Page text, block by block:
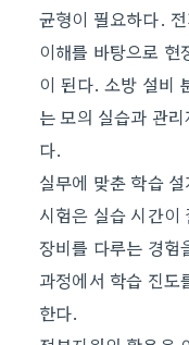
균형이 필요하다.
이해를 바탕으로 현
이 된다. 소방 설비
는 모의 실습과 관
다.
실무에 맞춘 학습
시험은 실습 시간이
장비를 다루는 경험
과정에서 학습 진도
한다.